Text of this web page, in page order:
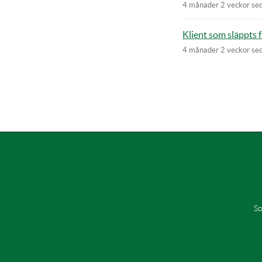
4 månader 2 veckor
Klient som släppts
4 månader 2 veckor